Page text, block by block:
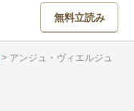
無料立読み
アンジュ・ヴィエルジュ